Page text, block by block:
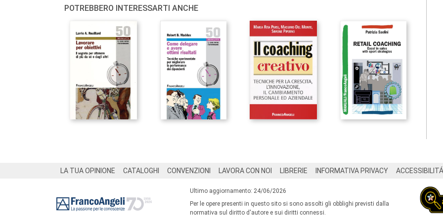
POTREBBERO INTERESSARTI ANCHE
LA TUA OPINIONE CATALOGHI CONVENZIONI LAVORA CON NOI LIBRERIE INFORMATIVA PRIVACY ACCESSIBILITÁ
Ultimo aggiornamento: 24/06/2026
Per le opere presenti in questo sito si sono assolti gli obblighi previsti dalla
normativa sul diritto d'autore e sui diritti connessi.